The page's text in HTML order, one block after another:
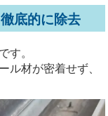
底的に除去
です。
ル材が密着せず、